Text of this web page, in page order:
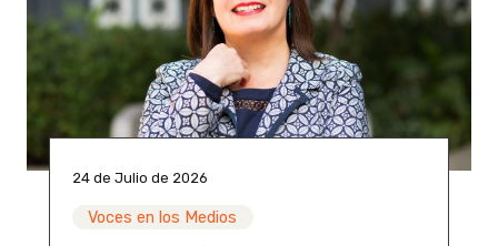
24 de Julio de 2026
Voces en los Medios